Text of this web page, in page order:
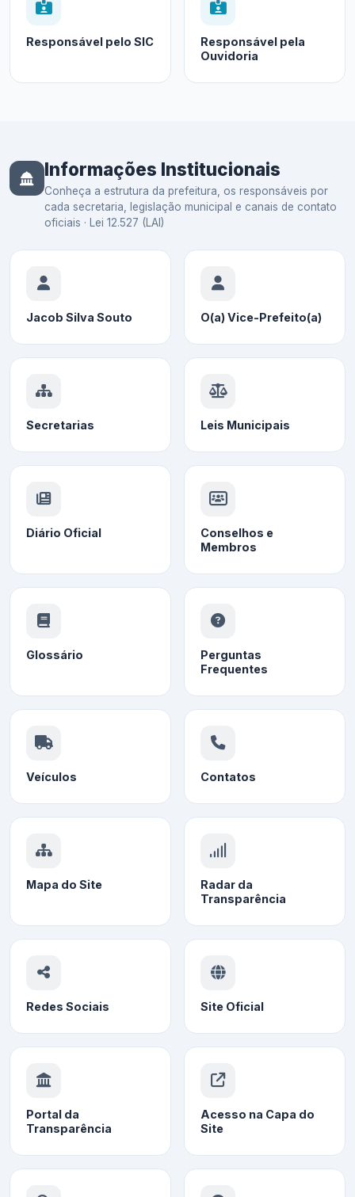
Responsável pelo SIC
Responsável pela
Ouvidoria
Informações Institucionais
Conheça a estrutura da prefeitura, os responsáveis por
cada secretaria, legislação municipal e canais de contato
oficiais · Lei 12.527 (LAI)
Jacob Silva Souto O(a) Vice-Prefeito(a)
Secretarias Leis Municipais
Diário Oficial
Conselhos e
Membros
Glossário
Perguntas
Frequentes
Veículos Contatos
Mapa do Site
Radar da
Transparência
Redes Sociais Site Oficial
Portal da
Transparência
Acesso na Capa do
Site